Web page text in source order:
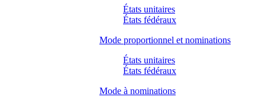
États unitaires
États fédéraux
Mode proportionnel et nominations
États unitaires
États fédéraux
Mode à nominations